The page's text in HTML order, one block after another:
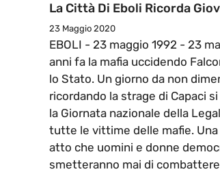
La Città Di Eboli Ricorda
23 Maggio 2020
EBOLI - 23 maggio 1992 - 23
anni fa la mafia uccidendo
lo Stato. Un giorno da non
ricordando la strage di Capaci
la Giornata nazionale della
tutte le vittime delle mafie.
atto che uomini e donne
smetteranno mai di